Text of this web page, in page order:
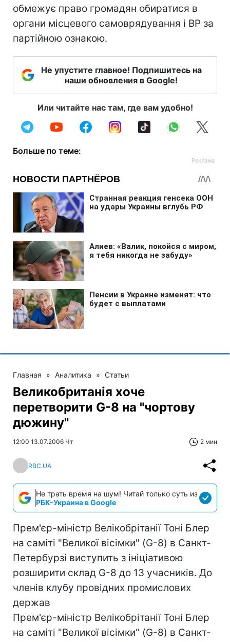
обмежує право громадян обиратися в
органи місцевого самоврядування і ВР за
партійною ознакою.
Не упустите главное! Подпишитесь на
наши обновления в Google!
Или читайте нас там, где вам удобно!
Больше по теме:
Главная » Аналитика » Статьи
Великобританія хоче
перетворити G-8 на "чортову
дюжину"
12:00 13.07.2006 Чт 2 мин
RBC.UA
Не трать время на шум! Читай только суть из
РБК-Украина в Google
Прем'єр-міністр Велікобрітанії Тоні Блер
на саміті "Великої вісімки" (G-8) в Санкт-
Петербурзі виступить з ініціативою
розширити склад G-8 до 13 учасників. До
членів клубу провідних промислових
держав
Прем'єр-міністр Велікобрітанії Тоні Блер
на саміті "Великої вісімки" (G-8) в Санкт-